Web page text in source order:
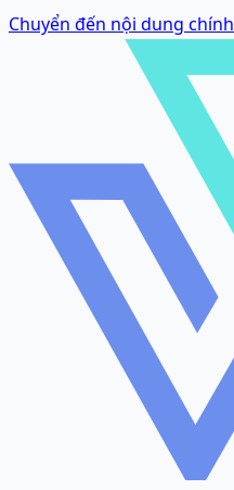
Chuyển đến nội dung chính